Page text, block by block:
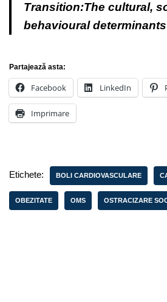
Transition:The cultural,
behavioural
Partajează asta:
Facebook LinkedIn
Imprimare
Etichete: BOLI CARDIOVASCULARE
OBEZITATE OMS OSTRACIZARE